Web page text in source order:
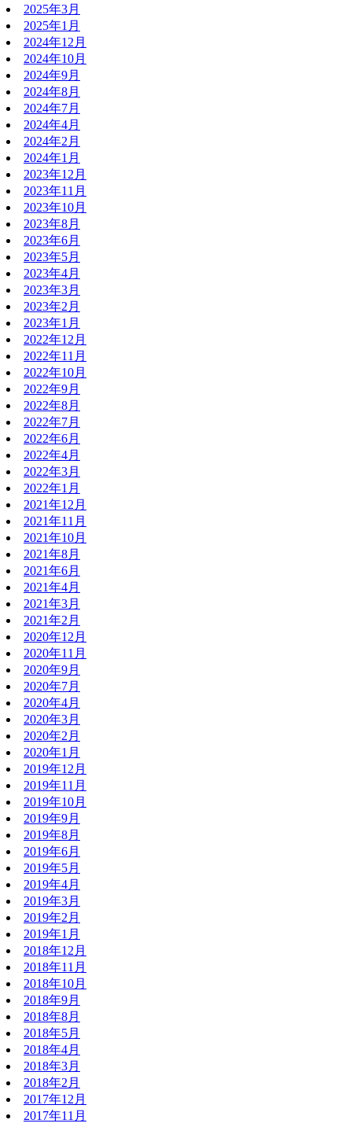
2025年3月
2025年1月
2024年12月
2024年10月
2024年9月
2024年8月
2024年7月
2024年4月
2024年2月
2024年1月
2023年12月
2023年11月
2023年10月
2023年8月
2023年6月
2023年5月
2023年4月
2023年3月
2023年2月
2023年1月
2022年12月
2022年11月
2022年10月
2022年9月
2022年8月
2022年7月
2022年6月
2022年4月
2022年3月
2022年1月
2021年12月
2021年11月
2021年10月
2021年8月
2021年6月
2021年4月
2021年3月
2021年2月
2020年12月
2020年11月
2020年9月
2020年7月
2020年4月
2020年3月
2020年2月
2020年1月
2019年12月
2019年11月
2019年10月
2019年9月
2019年8月
2019年6月
2019年5月
2019年4月
2019年3月
2019年2月
2019年1月
2018年12月
2018年11月
2018年10月
2018年9月
2018年8月
2018年5月
2018年4月
2018年3月
2018年2月
2017年12月
2017年11月